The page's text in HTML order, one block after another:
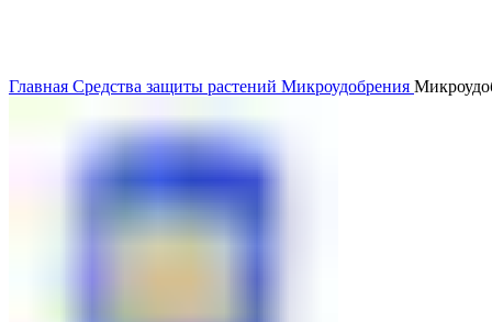
Главная Средства защиты растений Микроудобрения